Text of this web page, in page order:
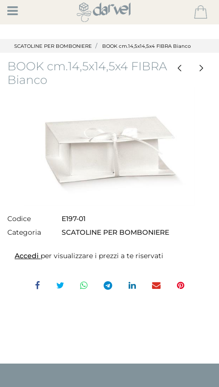
Open
SCATOLINE PER BOMBONIERE BOOK cm.14,5x14,5x4 FIBRA Bianco
BOOK cm.14,5x14,5x4 FIBRA
Bianco
Codice
E197-01
Categoria
SCATOLINE PER BOMBONIERE
Accedi per visualizzare i prezzi a te riservati